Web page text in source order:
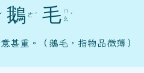
ˇ 鵝 ㄜ ˊ 毛 ㄇ
ㄠ ˊ
甚重。（鵝毛，指物品微薄）